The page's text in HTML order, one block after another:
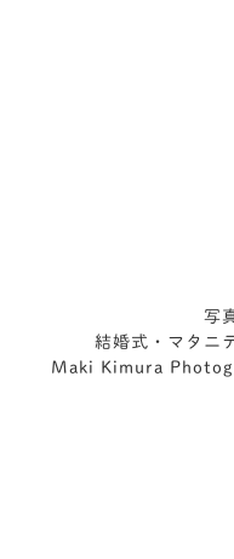
写
結婚式・マタニ
Maki Kimura